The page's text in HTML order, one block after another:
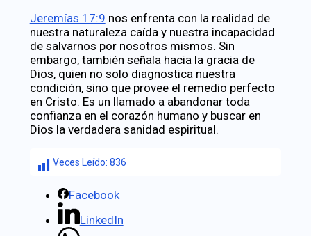
Jeremías 17:9 nos enfrenta con la realidad de
nuestra naturaleza caída y nuestra incapacidad
de salvarnos por nosotros mismos. Sin
embargo, también señala hacia la gracia de
Dios, quien no solo diagnostica nuestra
condición, sino que provee el remedio perfecto
en Cristo. Es un llamado a abandonar toda
confianza en el corazón humano y buscar en
Dios la verdadera sanidad espiritual.
Veces Leído: 836
Facebook
LinkedIn